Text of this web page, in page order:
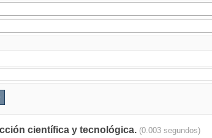
científica y tecnológica. (0.003 segundos)